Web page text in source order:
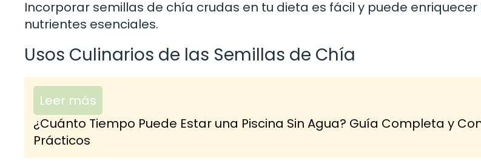
Incorporar semillas de chía crudas en tu dieta es fácil y puede
nutrientes esenciales.
Usos Culinarios de las Semillas de Chía
Leer más
¿Cuánto Tiempo Puede Estar una Piscina Sin Agua? Guía Completa y
Prácticos